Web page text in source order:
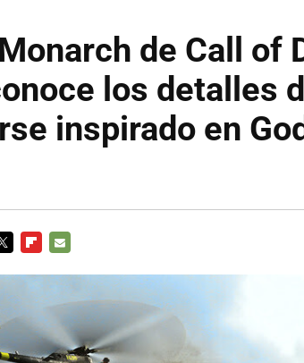
de Call of
los detalles
inspirado en
MAIL